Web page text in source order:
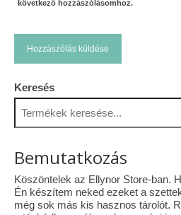
következő hozzászólásomhoz.
Keresés
Bemutatkozás
Köszöntelek az Ellynor Store-ban.
Én készítem neked ezeket a
még sok más kis hasznos tárolót.